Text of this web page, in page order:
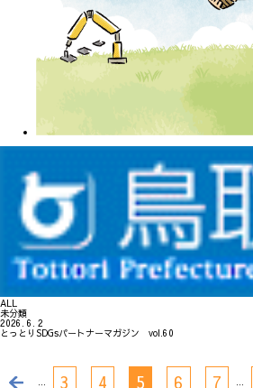
ALL
未分類
2026. 6. 2
とっとりSDGsパートナーマガジン vol.60
... 3 4 5 6 7 ...